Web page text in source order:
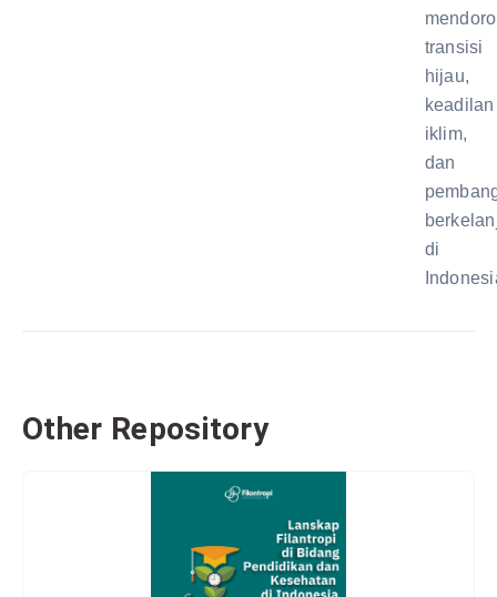
transisi
hijau,
keadilan
iklim,
dan
di
Other Repository